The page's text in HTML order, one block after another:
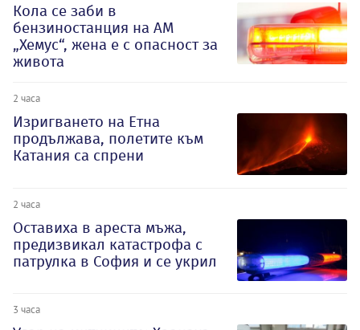
Кола се заби в
бензиностанция на АМ
„Хемус“, жена е с опасност за
живота
2 часа
Изригването на Етна
продължава, полетите към
Катания са спрени
2 часа
Оставиха в ареста мъжа,
предизвикал катастрофа с
патрулка в София и се укрил
3 часа